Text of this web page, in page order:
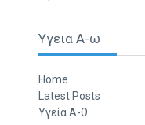
Υγεια Α-ω
Home
Latest Posts
Υγεία Α-Ω